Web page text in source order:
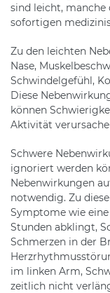
sind leicht, manche
sofortigen
Zu den leichten
Nase,
Schwindelgefühl,
Diese
können
Aktivität
Schwere
ignoriert werden
Nebenwirkungen
notwendig. Zu
Symptome wie
Stunden abklingt,
Schmerzen in der
im linken Arm,
zeitlich nicht